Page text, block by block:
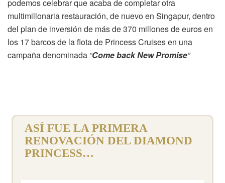
podemos celebrar que acaba de completar otra
multimillonaria restauración, de nuevo en Singapur, dentro
del plan de inversión de más de 370 millones de euros en
los 17 barcos de la flota de Princess Cruises en una
campaña denominada “Come back New Promise”
ASÍ FUE LA PRIMERA
RENOVACIÓN DEL DIAMOND
PRINCESS…